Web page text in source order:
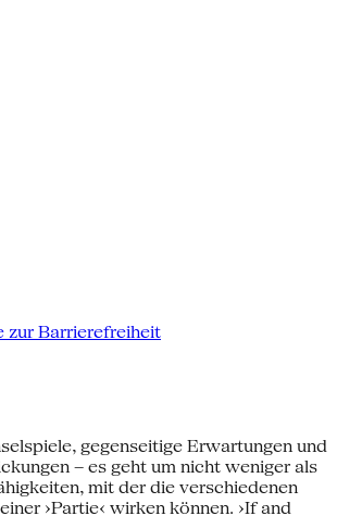
zur Barrierefreiheit
gegenseitige Erwartungen und
– es geht um nicht weniger als
mit der die verschiedenen
›Partie‹ wirken können. ›If and